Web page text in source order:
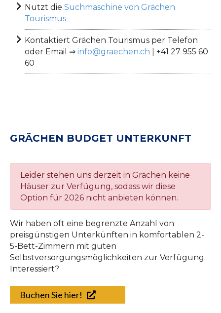
Nutzt die Suchmaschine von Grächen
Tourismus
Kontaktiert Grächen Tourismus per Telefon
oder Email ⇒ info@graechen.ch | +41 27 955 60
60
GRÄCHEN BUDGET UNTERKUNFT
Leider stehen uns derzeit in Grächen keine
Häuser zur Verfügung, sodass wir diese
Option für 2026 nicht anbieten können.
Wir haben oft eine begrenzte Anzahl von
preisgünstigen Unterkünften in komfortablen 2-
5-Bett-Zimmern mit guten
Selbstversorgungsmöglichkeiten zur Verfügung.
Interessiert?
Buchen Sie hier!